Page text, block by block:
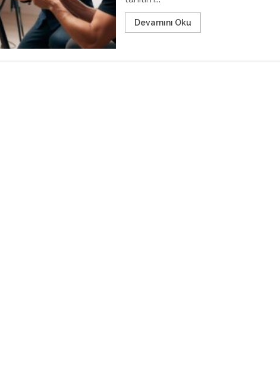
Devamını Oku